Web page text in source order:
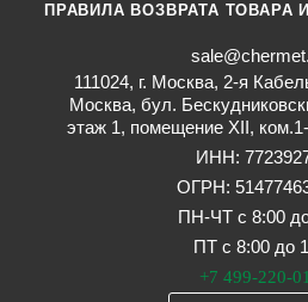
ПРАВИЛА ВОЗВРАТА ТОВАРА
111024, г. Москва, 2-я
Москва, бул.
этаж 1, помещение XII,
ИНН:
ОГРН:
ПН-ЧТ с 8:00
ПТ с 8:00 до
+7 499-220-